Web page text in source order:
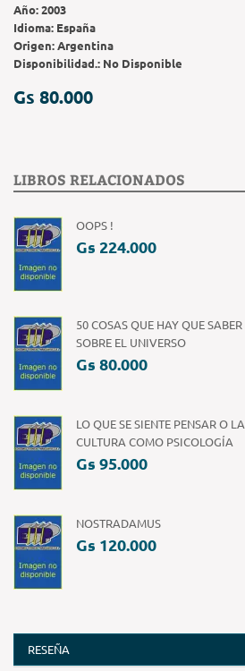
Año:2003
Idioma: España
Origen:Argentina
Disponibilidad.: No Disponible
Gs 80.000
LIBROS RELACIONADOS
OOPS !
Gs 224.000
50 COSAS QUE HAY QUE SABER
SOBRE EL UNIVERSO
Gs 80.000
LO QUE SE SIENTE PENSAR O LA
CULTURA COMO PSICOLOGÍA
Gs 95.000
NOSTRADAMUS
Gs 120.000
RESEÑA